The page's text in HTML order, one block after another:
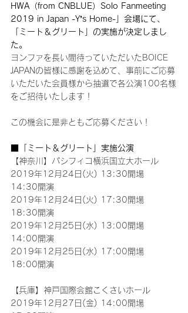
HWA（from CNBLUE）Solo Fanmeeting
2019 in Japan -Y’s Home-」会場にて、
「ミート＆グリート」の実施が決定しまし
た。
ヨンファを長い間待っていただいたBOICE
JAPANの皆様に感謝を込めて、事前にご応募
いただいた会員様から抽選で各公演100名様
をご招待いたします！
この機会に是非ともご応募ください！
■「ミート＆グリート」実施公演
【神奈川】パシフィコ横浜国立大ホール
2019年12月24日(火) 13:30開場
14:30開演
2019年12月24日(火) 17:30開場
18:30開演
2019年12月25日(水) 13:00開場
14:00開演
2019年12月25日(水) 17:00開場
18:00開演
【兵庫】神戸国際会館こくさいホール
2019年12月27日(金) 14:00開場